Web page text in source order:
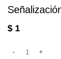
$ 1